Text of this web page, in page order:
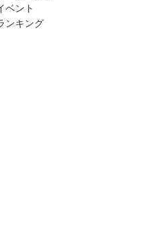
ベント
ンキング